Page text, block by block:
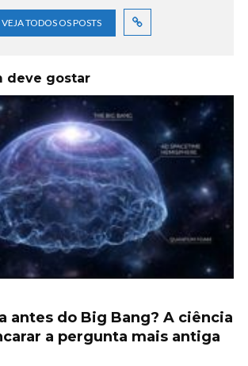
VEJA TODOS OS POSTS
deve gostar
antes do Big Bang? A ciência
a pergunta mais antiga